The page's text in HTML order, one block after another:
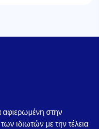
αφιερωμένη στην
ιδιωτών με την τέλεια